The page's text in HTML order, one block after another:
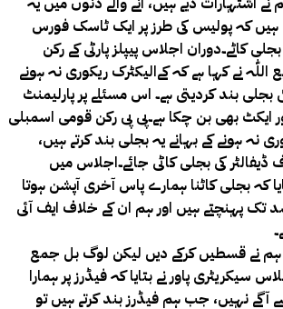
ہیں کہ پولیس کی طرز پر ایک ٹاسک فورس
کاٹے۔دوران اجلاس پیپلز پارٹی کے رکن
نے کہا ہے کہ کےالیکٹرک ریکوری نہ ہونے
بجلی بند کردیتی ہے۔ اس مسئلے پر پارلیمنٹ
ایکٹ بھی بن چکا ہے۔پی پی رکن قومی اسمبلی
نہ ہونے کے بہانے یہ بجلی بند کرتے ہیں،
کی بجلی کاٹی جائے۔اجلاس میں
کہ بجلی کاٹنا ہمارے پاس آخری آپشن ہوتا
ڈیفالٹر 80 فیصد تک پہنچتے ہیں اور ہم ان کے خلاف ایف آئی
ہم نے قسطیں کرکے دیں لیکن لوگ بل جمع
سیکریٹری پاور نے بتایا کہ فیڈرز پر ہمارا
آگے نہیں، جب ہم فیڈرز بند کرتے ہیں تو